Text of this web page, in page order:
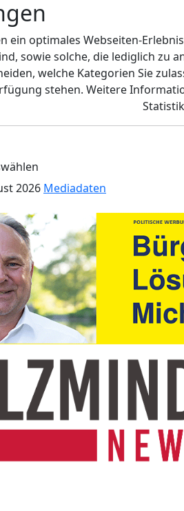
ein optimales Webseiten-
sowie solche, die lediglich
welche Kategorien Sie
stehen. Weitere
Statistik
2026 Mediadaten